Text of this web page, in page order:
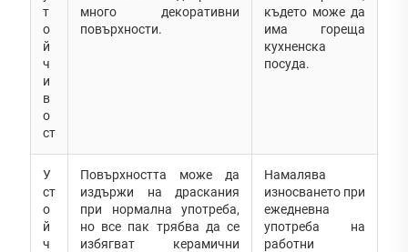
т
о
й
ч
и
в
о
ст
много декоративни
повърхности.
където може да
има гореща
кухненска
посуда.
У
ст
о
й
ч
Повърхността може да
издържи на драскания
при нормална употреба,
но все пак трябва да се
избягват керамични
Намалява
износването при
ежедневна
употреба на
работни